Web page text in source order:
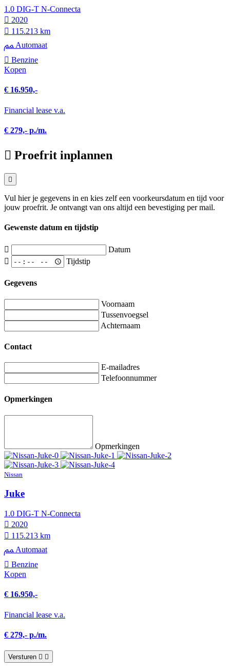
1.0 DIG-T N-Connecta
2020
115.213 km
Automaat
Benzine
Kopen
€ 16.950,-
Financial lease v.a.
€ 279,- p./m.
Proefrit inplannen
Vul hier je gegevens in en kies zelf een voorkeursdatum en tijd voor
jouw proefrit. Je ontvangt van ons altijd een bevestiging per mail.
Gewenste datum en tijdstip
Datum
Tijdstip
Gegevens
Voornaam
Tussenvoegsel
Achternaam
Contact
E-mailadres
Telefoonnummer
Opmerkingen
Opmerkingen
Nissan
Juke
1.0 DIG-T N-Connecta
2020
115.213 km
Automaat
Benzine
Kopen
€ 16.950,-
Financial lease v.a.
€ 279,- p./m.
Versturen